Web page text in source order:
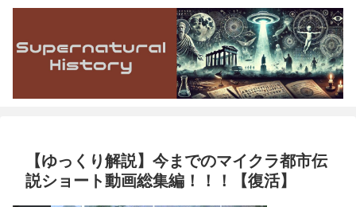
【ゆっくり解説】今までのマイクラ都市伝
説ショート動画総集編！！！【復活】